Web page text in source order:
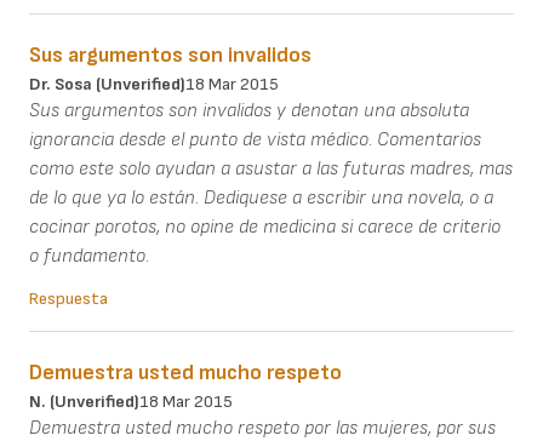
Sus argumentos son invalidos
Dr. Sosa (unverified)18 Mar 2015
Sus argumentos son invalidos y denotan una absoluta
ignorancia desde el punto de vista médico. Comentarios
como este solo ayudan a asustar a las futuras madres, mas
de lo que ya lo están. Dediquese a escribir una novela, o a
cocinar porotos, no opine de medicina si carece de criterio
o fundamento.
Respuesta
Demuestra usted mucho respeto
N. (unverified)18 Mar 2015
Demuestra usted mucho respeto por las mujeres, por sus